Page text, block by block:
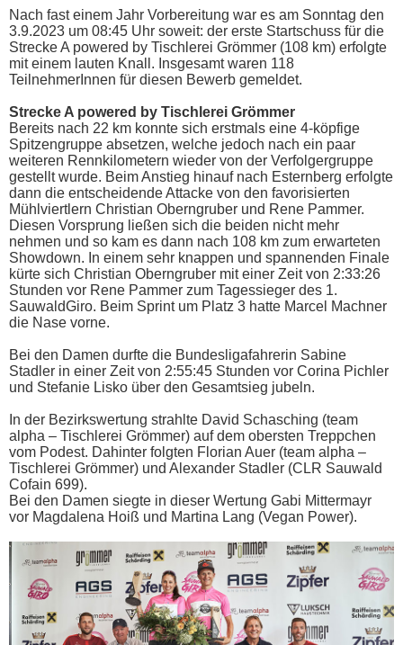
Nach fast einem Jahr Vorbereitung war es am Sonntag den
3.9.2023 um 08:45 Uhr soweit: der erste Startschuss für die
Strecke A powered by Tischlerei Grömmer (108 km) erfolgte
mit einem lauten Knall. Insgesamt waren 118
TeilnehmerInnen für diesen Bewerb gemeldet.
Strecke A powered by Tischlerei Grömmer
Bereits nach 22 km konnte sich erstmals eine 4-köpfige
Spitzengruppe absetzen, welche jedoch nach ein paar
weiteren Rennkilometern wieder von der Verfolgergruppe
gestellt wurde. Beim Anstieg hinauf nach Esternberg erfolgte
dann die entscheidende Attacke von den favorisierten
Mühlviertlern Christian Oberngruber und Rene Pammer.
Diesen Vorsprung ließen sich die beiden nicht mehr
nehmen und so kam es dann nach 108 km zum erwarteten
Showdown. In einem sehr knappen und spannenden Finale
kürte sich Christian Oberngruber mit einer Zeit von 2:33:26
Stunden vor Rene Pammer zum Tagessieger des 1.
SauwaldGiro. Beim Sprint um Platz 3 hatte Marcel Machner
die Nase vorne.
Bei den Damen durfte die Bundesligafahrerin Sabine
Stadler in einer Zeit von 2:55:45 Stunden vor Corina Pichler
und Stefanie Lisko über den Gesamtsieg jubeln.
In der Bezirkswertung strahlte David Schasching (team
alpha – Tischlerei Grömmer) auf dem obersten Treppchen
vom Podest. Dahinter folgten Florian Auer (team alpha –
Tischlerei Grömmer) und Alexander Stadler (CLR Sauwald
Cofain 699).
Bei den Damen siegte in dieser Wertung Gabi Mittermayr
vor Magdalena Hoiß und Martina Lang (Vegan Power).